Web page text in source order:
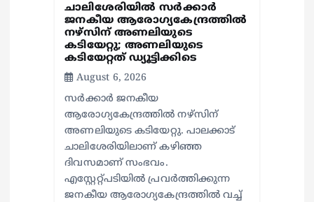
ചാലിശേരിയില്‍ സര്‍ക്കാര്‍
ജനകീയ ആരോഗ്യകേന്ദ്രത്തില്‍
നഴ്സിന് അണലിയുടെ
കടിയേറ്റു; അണലിയുടെ
കടിയേറ്റത് ഡ്യൂട്ടിക്കിടെ
August 6, 2026
സര്‍ക്കാര്‍ ജനകീയ
ആരോഗ്യകേന്ദ്രത്തില്‍ നഴ്സിന്
അണലിയുടെ കടിയേറ്റു. പാലക്കാട്
ചാലിശേരിയിലാണ് കഴിഞ്ഞ
ദിവസമാണ് സംഭവം.
എസ്റ്റേറ്റ്പടിയില്‍ പ്രവര്‍ത്തിക്കുന്ന
ജനകീയ ആരോഗ്യകേന്ദ്രത്തില്‍ വച്ച്